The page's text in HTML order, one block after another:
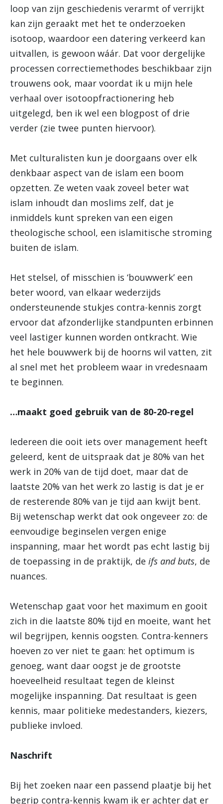
loop van zijn geschiedenis verarmt of verrijkt
kan zijn geraakt met het te onderzoeken
isotoop, waardoor een datering verkeerd kan
uitvallen, is gewoon wáár. Dat voor dergelijke
processen correctiemethodes beschikbaar zijn
trouwens ook, maar voordat ik u mijn hele
verhaal over isotoopfractionering heb
uitgelegd, ben ik wel een blogpost of drie
verder (zie twee punten hiervoor).
Met culturalisten kun je doorgaans over elk
denkbaar aspect van de islam een boom
opzetten. Ze weten vaak zoveel beter wat
islam inhoudt dan moslims zelf, dat je
inmiddels kunt spreken van een eigen
theologische school, een islamitische stroming
buiten de islam.
Het stelsel, of misschien is ‘bouwwerk’ een
beter woord, van elkaar wederzijds
ondersteunende stukjes contra-kennis zorgt
ervoor dat afzonderlijke standpunten erbinnen
veel lastiger kunnen worden ontkracht. Wie
het hele bouwwerk bij de hoorns wil vatten, zit
al snel met het probleem waar in vredesnaam
te beginnen.
…maakt goed gebruik van de 80-20-regel
Iedereen die ooit iets over management heeft
geleerd, kent de uitspraak dat je 80% van het
werk in 20% van de tijd doet, maar dat de
laatste 20% van het werk zo lastig is dat je er
de resterende 80% van je tijd aan kwijt bent.
Bij wetenschap werkt dat ook ongeveer zo: de
eenvoudige beginselen vergen enige
inspanning, maar het wordt pas echt lastig bij
de toepassing in de praktijk, de ifs and buts, de
nuances.
Wetenschap gaat voor het maximum en gooit
zich in die laatste 80% tijd en moeite, want het
wil begrijpen, kennis oogsten. Contra-kenners
hoeven zo ver niet te gaan: het optimum is
genoeg, want daar oogst je de grootste
hoeveelheid resultaat tegen de kleinst
mogelijke inspanning. Dat resultaat is geen
kennis, maar politieke medestanders, kiezers,
publieke invloed.
Naschrift
Bij het zoeken naar een passend plaatje bij het
begrip contra-kennis kwam ik er achter dat er